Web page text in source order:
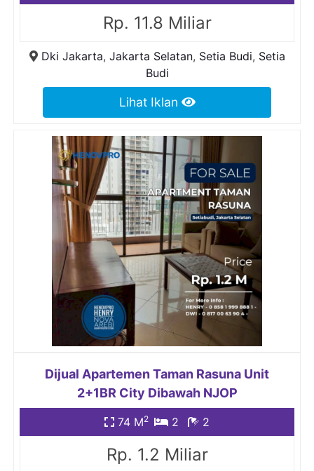
Rp. 11.8 Miliar
Dki Jakarta, Jakarta Selatan, Setia Budi, Setia
Budi
Lihat Iklan
Dijual Apartemen Taman Rasuna Unit
2+1BR City Dibawah NJOP
74 M2 2 2
Rp. 1.2 Miliar